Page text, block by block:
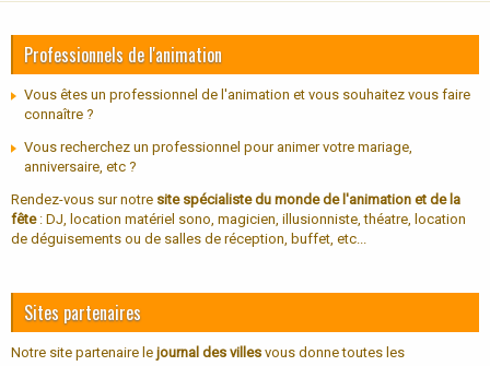
Professionnels de l'animation
Vous êtes un professionnel de l'animation et vous souhaitez vous faire
connaître ?
Vous recherchez un professionnel pour animer votre mariage,
anniversaire, etc ?
Rendez-vous sur notre site spécialiste du monde de l'animation et de la
fête: DJ, location matériel sono, magicien, illusionniste, théatre, location
de déguisements ou de salles de réception, buffet, etc...
Sites partenaires
Notre site partenaire le journal des villes vous donne toutes les